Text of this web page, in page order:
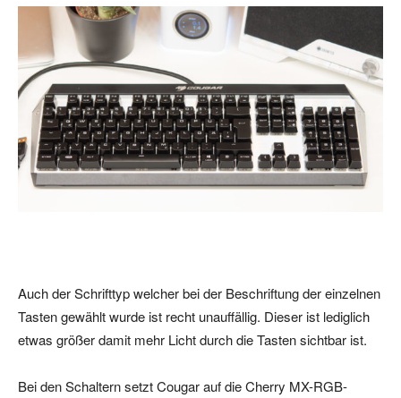
Auch der Schrifttyp welcher bei der Beschriftung der einzelnen
Tasten gewählt wurde ist recht unauffällig. Dieser ist lediglich
etwas größer damit mehr Licht durch die Tasten sichtbar ist.
Bei den Schaltern setzt Cougar auf die Cherry MX-RGB-